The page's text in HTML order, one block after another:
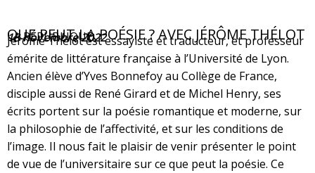
QUE PEUT LA POÉSIE ? AVEC JÉRÔME THÉLOT
LA RÉPUBLIQUE
18 novembre 2022
Jérôme Thélot est essayiste et traducteur, et professeur
émérite de littérature française à l’Université de Lyon.
Ancien élève d’Yves Bonnefoy au Collège de France,
disciple aussi de René Girard et de Michel Henry, ses
écrits portent sur la poésie romantique et moderne, sur
la philosophie de l’affectivité, et sur les conditions de
l’image. Il nous fait le plaisir de venir présenter le point
de vue de l’universitaire sur ce que peut la poésie. Ce